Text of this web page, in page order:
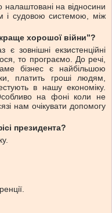
налаштовані на відносини
і судовою системою, між
хорошої війни”?
екзистенційні
то програємо. До речі,
бізнес є найбільшою
платить гроші людям,
в нашу економіку.
на фоні коли не
нам очікувати допомогу
президента?